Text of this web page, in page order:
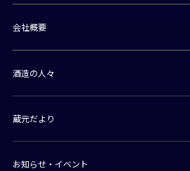
会社概要
酒造の人々
蔵元だより
お知らせ・イベント